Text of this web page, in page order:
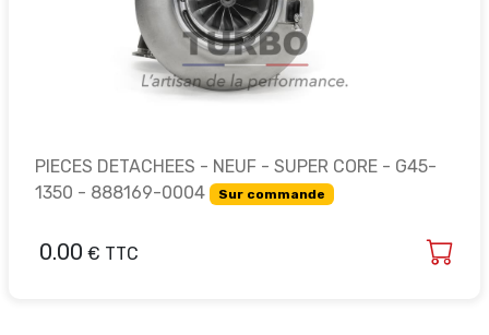
PIECES DETACHEES - NEUF - SUPER CORE - G45-
1350 - 888169-0004
Sur commande
0.00 € TTC